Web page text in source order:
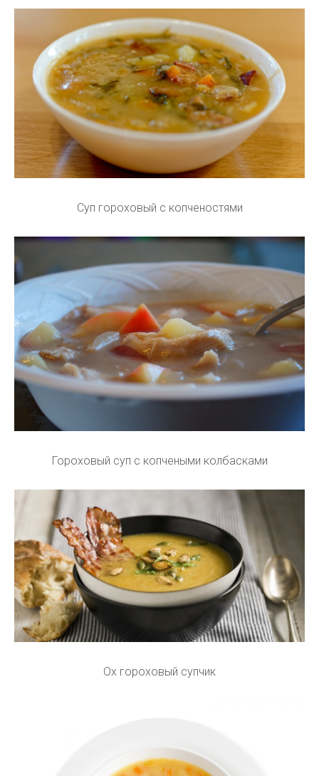
Суп гороховый с копченостями
Гороховый суп с копчеными колбасками
Ох гороховый супчик